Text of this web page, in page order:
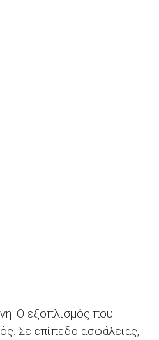
Ο εξοπλισμός που
Σε επίπεδο ασφάλειας,